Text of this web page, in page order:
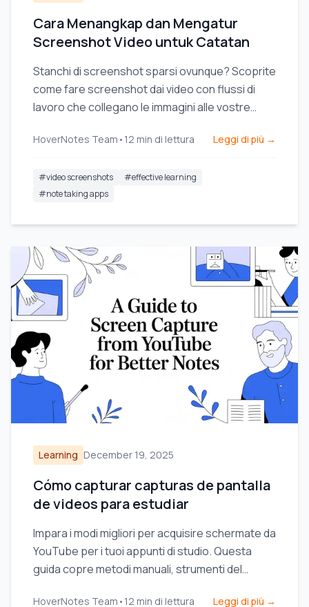
Cara Menangkap dan Mengatur
Screenshot Video untuk Catatan
Stanchi di screenshot sparsi ovunque? Scoprite
come fare screenshot dai video con flussi di
lavoro che collegano le immagini alle vostre
HoverNotes Team • 12 min di lettura Leggi di più →
#video screenshots #effective learning
#note taking apps
Learning December 19, 2025
Cómo capturar capturas de pantalla
de videos para estudiar
Impara i modi migliori per acquisire schermate da
YouTube per i tuoi appunti di studio. Questa
guida copre metodi manuali, strumenti del
HoverNotes Team • 12 min di lettura Leggi di più →